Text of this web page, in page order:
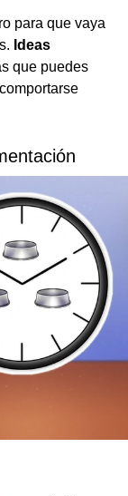
para que vaya
Ideas
que puedes